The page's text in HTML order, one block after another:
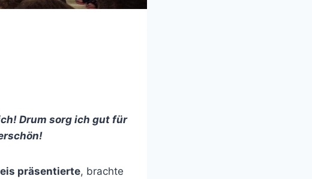
Drum sorg ich gut für
präsentierte, brachte